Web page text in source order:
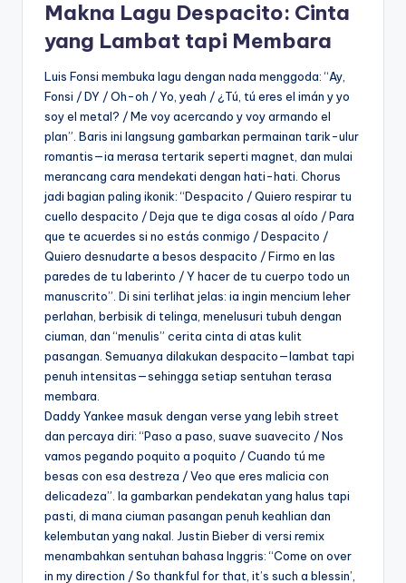
Makna Lagu Despacito: Cinta
yang Lambat tapi Membara
Luis Fonsi membuka lagu dengan nada menggoda: “Ay,
Fonsi / DY / Oh-oh / Yo, yeah / ¿Tú, tú eres el imán y yo
soy el metal? / Me voy acercando y voy armando el
plan”. Baris ini langsung gambarkan permainan tarik-ulur
romantis—ia merasa tertarik seperti magnet, dan mulai
merancang cara mendekati dengan hati-hati. Chorus
jadi bagian paling ikonik: “Despacito / Quiero respirar tu
cuello despacito / Deja que te diga cosas al oído / Para
que te acuerdes si no estás conmigo / Despacito /
Quiero desnudarte a besos despacito / Firmo en las
paredes de tu laberinto / Y hacer de tu cuerpo todo un
manuscrito”. Di sini terlihat jelas: ia ingin mencium leher
perlahan, berbisik di telinga, menelusuri tubuh dengan
ciuman, dan “menulis” cerita cinta di atas kulit
pasangan. Semuanya dilakukan despacito—lambat tapi
penuh intensitas—sehingga setiap sentuhan terasa
membara.
Daddy Yankee masuk dengan verse yang lebih street
dan percaya diri: “Paso a paso, suave suavecito / Nos
vamos pegando poquito a poquito / Cuando tú me
besas con esa destreza / Veo que eres malicia con
delicadeza”. Ia gambarkan pendekatan yang halus tapi
pasti, di mana ciuman pasangan penuh keahlian dan
kelembutan yang nakal. Justin Bieber di versi remix
menambahkan sentuhan bahasa Inggris: “Come on over
in my direction / So thankful for that, it’s such a blessin’,